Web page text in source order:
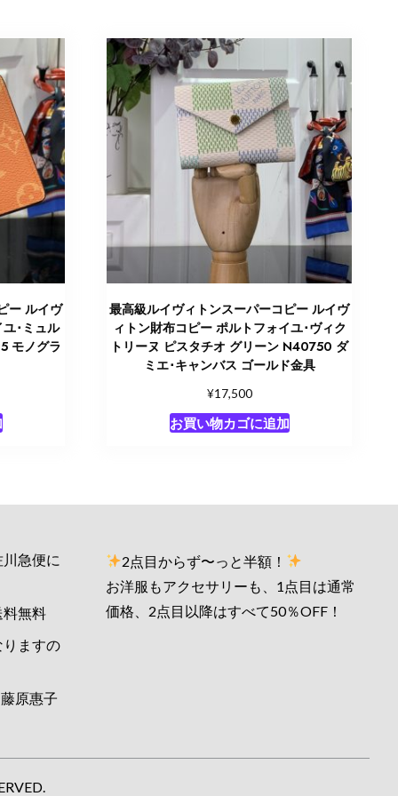
ー ルイヴ
･ミュル
モノグラ
最高級ルイヴィトンスーパーコピー ルイヴ
ィトン財布コピー ポルトフォイユ･ヴィク
トリーヌ ピスタチオ グリーン N40750 ダ
ミエ･キャンバス ゴールド金具
¥17,500
お買い物カゴに追加
急便に
料無料
ますの
藤原惠子
2点目からず〜っと半額！
お洋服もアクセサリーも、1点目は通常
価格、2点目以降はすべて50％OFF！